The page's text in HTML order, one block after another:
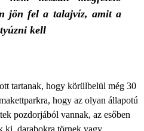
jön fel a talajvíz, amit a
kell
tartanak, hogy körülbelül még 30
hogy az olyan állapotú
pozdorjából vannak, az esőben
ki, darabokra törnek vagy